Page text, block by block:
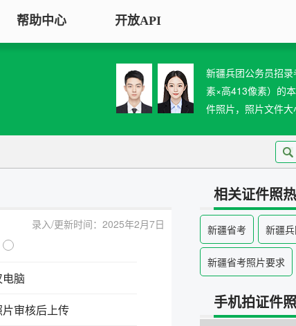
证件照采集系统
全国中小学生学籍照片采集
银行社保卡照片采集系统
退役军人优待证照片采集系
中小学证件照采集系统
高校证件照采集系统
DPI/PPI）
位，如毫米、
灰
证件照排版
将单张证件照排版至5寸/6寸
用于打印
常用文档纸张尺寸
A3/A4/B5/营业执照/身份证/
帮助中心 开放API
新疆兵团公务员招
素×高413像素）的
件照片，照片文件
录入/更新时间：2025年2月7日
脑
片审核后上传
相关证件照
新疆省考 新疆
新疆省考照片要求
手机拍证件